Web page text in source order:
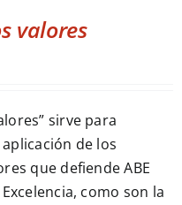
valores
sirve para
de los
que defiende ABE
como son la